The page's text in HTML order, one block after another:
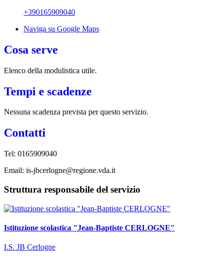
+390165909040
Naviga su Google Maps
Cosa serve
Elenco della modulistica utile.
Tempi e scadenze
Nessuna scadenza prevista per questo servizio.
Contatti
Tel: 0165909040
Email: is-jbcerlogne@regione.vda.it
Struttura responsabile del servizio
Istituzione scolastica "Jean-Baptiste CERLOGNE"
I.S. JB Cerlogne